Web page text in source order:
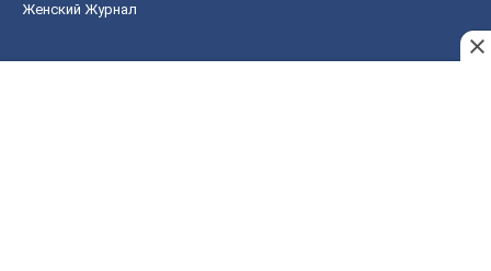
Женский Журнал